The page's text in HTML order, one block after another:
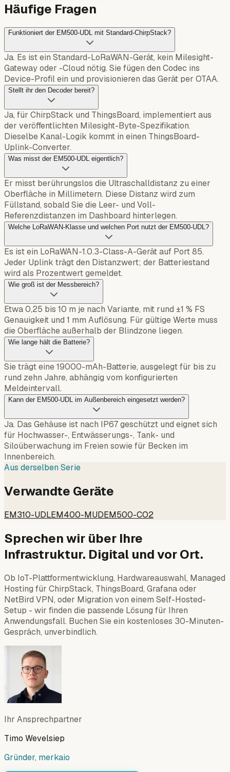
Häufige Fragen
Funktioniert der EM500-UDL mit Standard-ChirpStack?
Ja. Es ist ein Standard-LoRaWAN-Gerät, kein Milesight-
Gateway oder -Cloud nötig. Sie fügen den Codec ins
Device-Profil ein und provisionieren das Gerät per OTAA.
Stellt ihr den Decoder bereit?
Ja, für ChirpStack und ThingsBoard, implementiert aus
der veröffentlichten Milesight-Byte-Spezifikation.
Dieselbe Kanal-Logik kommt in einen ThingsBoard-
Uplink-Converter.
Was misst der EM500-UDL eigentlich?
Er misst berührungslos die Ultraschalldistanz zu einer
Oberfläche in Millimetern. Diese Distanz wird zum
Füllstand, sobald Sie die Leer- und Voll-
Referenzdistanzen im Dashboard hinterlegen.
Welche LoRaWAN-Klasse und welchen Port nutzt der EM500-UDL?
Es ist ein LoRaWAN-1.0.3-Class-A-Gerät auf Port 85.
Jeder Uplink trägt den Distanzwert; der Batteriestand
wird als Prozentwert gemeldet.
Wie groß ist der Messbereich?
Etwa 0,25 bis 10 m je nach Variante, mit rund ±1 % FS
Genauigkeit und 1 mm Auflösung. Für gültige Werte muss
die Oberfläche außerhalb der Blindzone liegen.
Wie lange hält die Batterie?
Sie trägt eine 19000-mAh-Batterie, ausgelegt für bis zu
rund zehn Jahre, abhängig vom konfigurierten
Meldeintervall.
Kann der EM500-UDL im Außenbereich eingesetzt werden?
Ja. Das Gehäuse ist nach IP67 geschützt und eignet sich
für Hochwasser-, Entwässerungs-, Tank- und
Siloüberwachung im Freien sowie für Becken im
Innenbereich.
Aus derselben Serie
Verwandte Geräte
EM310-UDLEM400-MUDEM500-CO2
Sprechen wir über Ihre
Infrastruktur. Digital und vor Ort.
Ob IoT-Plattformentwicklung, Hardwareauswahl, Managed
Hosting für ChirpStack, ThingsBoard, Grafana oder
NetBird VPN, oder Migration von einem Self-Hosted-
Setup - wir finden die passende Lösung für Ihren
Anwendungsfall. Buchen Sie ein kostenloses 30-Minuten-
Gespräch, unverbindlich.
Ihr Ansprechpartner
Timo Wevelsiep
Gründer, merkaio